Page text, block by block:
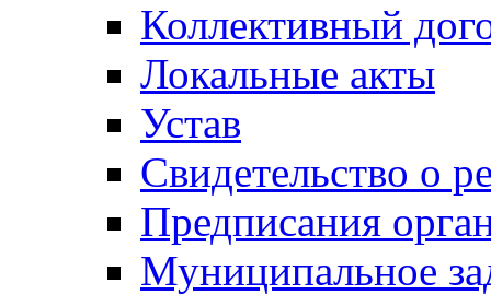
Коллективный
Локальные акты
Устав
Свидетельство о
Предписания
Муниципальное